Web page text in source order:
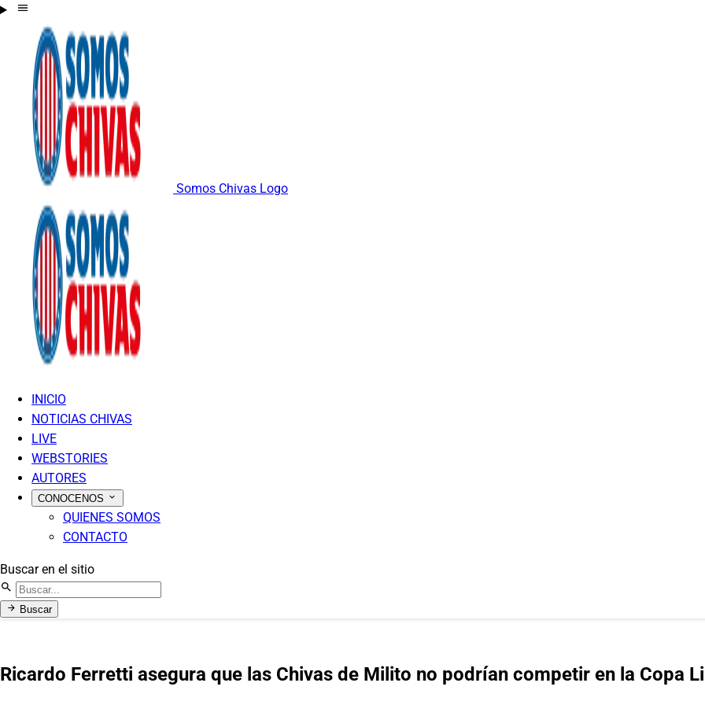
Somos Chivas Logo
INICIO
NOTICIAS CHIVAS
LIVE
WEBSTORIES
AUTORES
CONOCENOS
QUIENES SOMOS
CONTACTO
Buscar en el sitio
Buscar
Ricardo Ferretti asegura que las Chivas de Milito no podrían competir en la Copa